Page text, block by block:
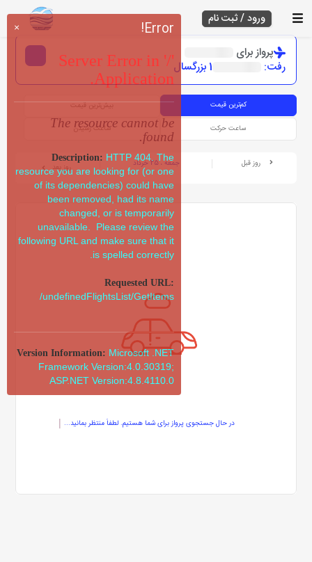
ورود / ثبت نام
پرواز برای
رفت:
1 بزرگسال
کم‌ترین قیمت بیش‌ترین قیمت
ساعت حرکت ساعت رسیدن
روز قبل جمعه ، 25 خرداد روز بعد
در حال جستجوی پرواز برای شما هستیم. لطفاً منتظر بمانید...
× Error!
Server Error in '/'
Application.
The resource cannot be
found.
Description: HTTP 404. The
resource you are looking for (or one
of its dependencies) could have
been removed, had its name
changed, or is temporarily
unavailable. Please review the
following URL and make sure that it
is spelled correctly.
Requested URL:
/undefinedFlightsList/GetItems
Version Information: Microsoft .NET
Framework Version:4.0.30319;
ASP.NET Version:4.8.4110.0